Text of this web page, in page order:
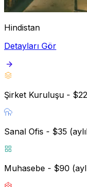
Hindistan
Detayları Gör
Şirket Kuruluşu -
Sanal Ofis - $35
Muhasebe - $90